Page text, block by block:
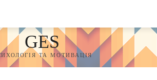
GES
ТА МОТИВАЦІЯ